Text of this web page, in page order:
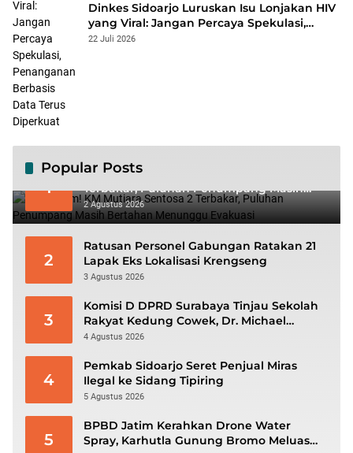
Dinkes Sidoarjo Luruskan Isu Lonjakan HIV
yang Viral: Jangan Percaya Spekulasi,
Penanganan Berbasis Data Terus
22 Juli 2026
Popular Posts
1
Mencekam! KM Mutiara Sentosa 2
Terbakar, Puluhan Penumpang Masih
Bertahan Menunggu Evakuasi
2 Agustus 2026
2
Ratusan Personel Gabungan Ratakan 21
Lapak Eks Lokalisasi Krengseng
3 Agustus 2026
3
Komisi D DPRD Surabaya Tinjau Sekolah
Rakyat Kedung Cowek, Dr. Michael
Leksodimulyo: “Membangun Karakter
4 Agustus 2026
4
Pemkab Sidoarjo Seret Penjual Miras
Ilegal ke Sidang Tipiring
5 Agustus 2026
5
BPBD Jatim Kerahkan Drone Water
Spray, Karhutla Gunung Bromo Meluas